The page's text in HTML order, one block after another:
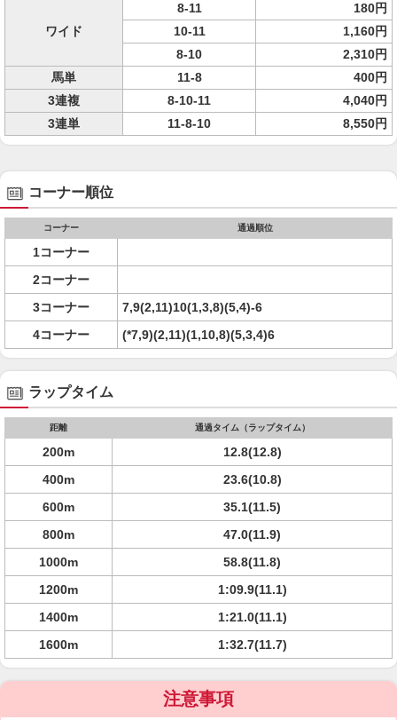
ワイド
8-11
180円
10-11
1,160円
8-10
2,310円
馬単
11-8
400円
3連複
8-10-11
4,040円
3連単
11-8-10 8,550円
コーナー順位
コーナー 通過順位
1コーナー
2コーナー
3コーナー
7,9(2,11)10(1,3,8)(5,4)-6
4コーナー
(*7,9)(2,11)(1,10,8)(5,3,4)6
ラップタイム
距離 通過タイム（ラップタイム）
200m
12.8(12.8)
400m
23.6(10.8)
600m
35.1(11.5)
800m
47.0(11.9)
1000m
58.8(11.8)
1200m
1:09.9(11.1)
1400m
1:21.0(11.1)
1600m
1:32.7(11.7)
注意事項